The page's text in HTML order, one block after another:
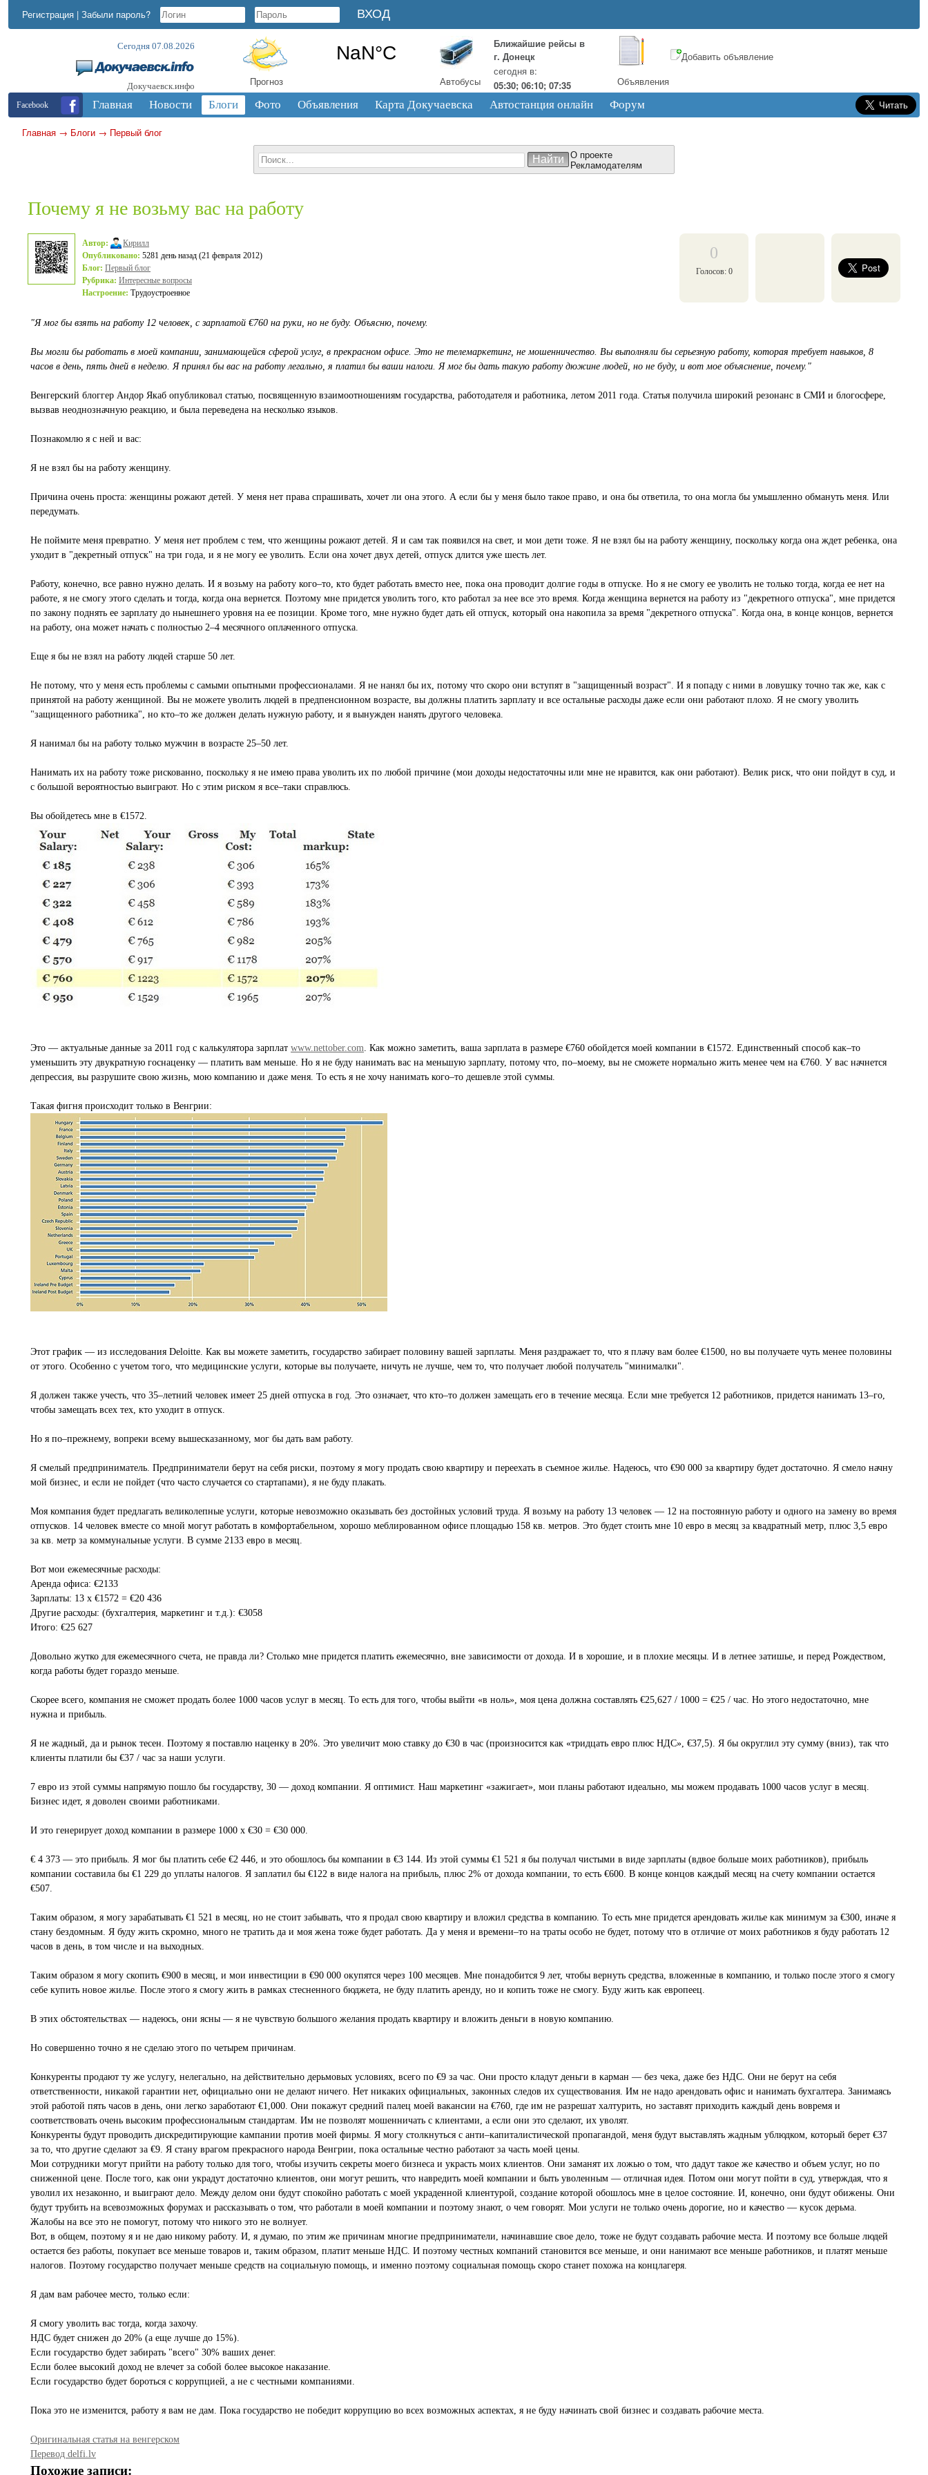
Регистрация | Забыли пароль?
Сегодня 07.08.2026
Докучаевск.инфо Прогноз Автобусы
Ближайшие рейсы в
г. Донецк
сегодня в:
05:30; 06:10; 07:35
Объявления
Добавить объявление
Facebook Главная Новости Блоги Фото Объявления Карта Докучаевска Автостанция онлайн Форум
Главная → Блоги → Первый блог
О проекте
Рекламодателям
Почему я не возьму вас на работу
Автор:
Кирилл
Опубликовано: 5281 день назад (21 февраля 2012)
Блог: Первый блог
Рубрика: Интересные вопросы
Настроение: Трудоустроенное
0
Голосов: 0
"Я мог бы взять на работу 12 человек, с зарплатой €760 на руки, но не буду. Объясню, почему.
Вы могли бы работать в моей компании, занимающейся сферой услуг, в прекрасном офисе. Это не телемаркетинг, не мошенничество. Вы выполняли бы серьезную работу, которая требует навыков, 8
часов в день, пять дней в неделю. Я принял бы вас на работу легально, я платил бы ваши налоги. Я мог бы дать такую работу дюжине людей, но не буду, и вот мое объяснение, почему."
Венгерский блоггер Андор Якаб опубликовал статью, посвященную взаимоотношениям государства, работодателя и работника, летом 2011 года. Статья получила широкий резонанс в СМИ и блогосфере,
вызвав неоднозначную реакцию, и была переведена на несколько языков.
Познакомлю я с ней и вас:
Я не взял бы на работу женщину.
Причина очень проста: женщины рожают детей. У меня нет права спрашивать, хочет ли она этого. А если бы у меня было такое право, и она бы ответила, то она могла бы умышленно обмануть меня. Или
передумать.
Не поймите меня превратно. У меня нет проблем с тем, что женщины рожают детей. Я и сам так появился на свет, и мои дети тоже. Я не взял бы на работу женщину, поскольку когда она ждет ребенка, она
уходит в "декретный отпуск" на три года, и я не могу ее уволить. Если она хочет двух детей, отпуск длится уже шесть лет.
Работу, конечно, все равно нужно делать. И я возьму на работу кого–то, кто будет работать вместо нее, пока она проводит долгие годы в отпуске. Но я не смогу ее уволить не только тогда, когда ее нет на
работе, я не смогу этого сделать и тогда, когда она вернется. Поэтому мне придется уволить того, кто работал за нее все это время. Когда женщина вернется на работу из "декретного отпуска", мне придется
по закону поднять ее зарплату до нынешнего уровня на ее позиции. Кроме того, мне нужно будет дать ей отпуск, который она накопила за время "декретного отпуска". Когда она, в конце концов, вернется
на работу, она может начать с полностью 2–4 месячного оплаченного отпуска.
Еще я бы не взял на работу людей старше 50 лет.
Не потому, что у меня есть проблемы с самыми опытными профессионалами. Я не нанял бы их, потому что скоро они вступят в "защищенный возраст". И я попаду с ними в ловушку точно так же, как с
принятой на работу женщиной. Вы не можете уволить людей в предпенсионном возрасте, вы должны платить зарплату и все остальные расходы даже если они работают плохо. Я не смогу уволить
"защищенного работника", но кто–то же должен делать нужную работу, и я вынужден нанять другого человека.
Я нанимал бы на работу только мужчин в возрасте 25–50 лет.
Нанимать их на работу тоже рискованно, поскольку я не имею права уволить их по любой причине (мои доходы недостаточны или мне не нравится, как они работают). Велик риск, что они пойдут в суд, и
с большой вероятностью выиграют. Но с этим риском я все–таки справлюсь.
Вы обойдетесь мне в €1572.
Это — актуальные данные за 2011 год с калькулятора зарплат www.nettober.com. Как можно заметить, ваша зарплата в размере €760 обойдется моей компании в €1572. Единственный способ как–то
уменьшить эту двукратную госнаценку — платить вам меньше. Но я не буду нанимать вас на меньшую зарплату, потому что, по–моему, вы не сможете нормально жить менее чем на €760. У вас начнется
депрессия, вы разрушите свою жизнь, мою компанию и даже меня. То есть я не хочу нанимать кого–то дешевле этой суммы.
Такая фигня происходит только в Венгрии:
Этот график — из исследования Deloitte. Как вы можете заметить, государство забирает половину вашей зарплаты. Меня раздражает то, что я плачу вам более €1500, но вы получаете чуть менее половины
от этого. Особенно с учетом того, что медицинские услуги, которые вы получаете, ничуть не лучше, чем то, что получает любой получатель "минималки".
Я должен также учесть, что 35–летний человек имеет 25 дней отпуска в год. Это означает, что кто–то должен замещать его в течение месяца. Если мне требуется 12 работников, придется нанимать 13–го,
чтобы замещать всех тех, кто уходит в отпуск.
Но я по–прежнему, вопреки всему вышесказанному, мог бы дать вам работу.
Я смелый предприниматель. Предприниматели берут на себя риски, поэтому я могу продать свою квартиру и переехать в съемное жилье. Надеюсь, что €90 000 за квартиру будет достаточно. Я смело начну
мой бизнес, и если не пойдет (что часто случается со стартапами), я не буду плакать.
Моя компания будет предлагать великолепные услуги, которые невозможно оказывать без достойных условий труда. Я возьму на работу 13 человек — 12 на постоянную работу и одного на замену во время
отпусков. 14 человек вместе со мной могут работать в комфортабельном, хорошо меблированном офисе площадью 158 кв. метров. Это будет стоить мне 10 евро в месяц за квадратный метр, плюс 3,5 евро
за кв. метр за коммунальные услуги. В сумме 2133 евро в месяц.
Вот мои ежемесячные расходы:
Аренда офиса: €2133
Зарплаты: 13 x €1572 = €20 436
Другие расходы: (бухгалтерия, маркетинг и т.д.): €3058
Итого: €25 627
Довольно жутко для ежемесячного счета, не правда ли? Столько мне придется платить ежемесячно, вне зависимости от дохода. И в хорошие, и в плохие месяцы. И в летнее затишье, и перед Рождеством,
когда работы будет гораздо меньше.
Скорее всего, компания не сможет продать более 1000 часов услуг в месяц. То есть для того, чтобы выйти «в ноль», моя цена должна составлять €25,627 / 1000 = €25 / час. Но этого недостаточно, мне
нужна и прибыль.
Я не жадный, да и рынок тесен. Поэтому я поставлю наценку в 20%. Это увеличит мою ставку до €30 в час (произносится как «тридцать евро плюс НДС», €37,5). Я бы округлил эту сумму (вниз), так что
клиенты платили бы €37 / час за наши услуги.
7 евро из этой суммы напрямую пошло бы государству, 30 — доход компании. Я оптимист. Наш маркетинг «зажигает», мои планы работают идеально, мы можем продавать 1000 часов услуг в месяц.
Бизнес идет, я доволен своими работниками.
И это генерирует доход компании в размере 1000 x €30 = €30 000.
€ 4 373 — это прибыль. Я мог бы платить себе €2 446, и это обошлось бы компании в €3 144. Из этой суммы €1 521 я бы получал чистыми в виде зарплаты (вдвое больше моих работников), прибыль
компании составила бы €1 229 до уплаты налогов. Я заплатил бы €122 в виде налога на прибыль, плюс 2% от дохода компании, то есть €600. В конце концов каждый месяц на счету компании остается
€507.
Таким образом, я могу зарабатывать €1 521 в месяц, но не стоит забывать, что я продал свою квартиру и вложил средства в компанию. То есть мне придется арендовать жилье как минимум за €300, иначе я
стану бездомным. Я буду жить скромно, много не тратить да и моя жена тоже будет работать. Да у меня и времени–то на траты особо не будет, потому что в отличие от моих работников я буду работать 12
часов в день, в том числе и на выходных.
Таким образом я могу скопить €900 в месяц, и мои инвестиции в €90 000 окупятся через 100 месяцев. Мне понадобится 9 лет, чтобы вернуть средства, вложенные в компанию, и только после этого я смогу
себе купить новое жилье. После этого я смогу жить в рамках стесненного бюджета, не буду платить аренду, но и копить тоже не смогу. Буду жить как европеец.
В этих обстоятельствах — надеюсь, они ясны — я не чувствую большого желания продать квартиру и вложить деньги в новую компанию.
Но совершенно точно я не сделаю этого по четырем причинам.
Конкуренты продают ту же услугу, нелегально, на действительно дерьмовых условиях, всего по €9 за час. Они просто кладут деньги в карман — без чека, даже без НДС. Они не берут на себя
ответственности, никакой гарантии нет, официально они не делают ничего. Нет никаких официальных, законных следов их существования. Им не надо арендовать офис и нанимать бухгалтера. Занимаясь
этой работой пять часов в день, они легко заработают €1,000. Они покажут средний палец моей вакансии на €760, где им не разрешат халтурить, но заставят приходить каждый день вовремя и
соответствовать очень высоким профессиональным стандартам. Им не позволят мошенничать с клиентами, а если они это сделают, их уволят.
Конкуренты будут проводить дискредитирующие кампании против моей фирмы. Я могу столкнуться с анти–капиталистической пропагандой, меня будут выставлять жадным ублюдком, который берет €37
за то, что другие сделают за €9. Я стану врагом прекрасного народа Венгрии, пока остальные честно работают за часть моей цены.
Мои сотрудники могут прийти на работу только для того, чтобы изучить секреты моего бизнеса и украсть моих клиентов. Они заманят их ложью о том, что дадут такое же качество и объем услуг, но по
сниженной цене. После того, как они украдут достаточно клиентов, они могут решить, что навредить моей компании и быть уволенным — отличная идея. Потом они могут пойти в суд, утверждая, что я
уволил их незаконно, и выиграют дело. Между делом они будут спокойно работать с моей украденной клиентурой, создание которой обошлось мне в целое состояние. И, конечно, они будут обижены. Они
будут трубить на всевозможных форумах и рассказывать о том, что работали в моей компании и поэтому знают, о чем говорят. Мои услуги не только очень дорогие, но и качество — кусок дерьма.
Жалобы на все это не помогут, потому что никого это не волнует.
Вот, в общем, поэтому я и не даю никому работу. И, я думаю, по этим же причинам многие предприниматели, начинавшие свое дело, тоже не будут создавать рабочие места. И поэтому все больше людей
остается без работы, покупает все меньше товаров и, таким образом, платит меньше НДС. И поэтому честных компаний становится все меньше, и они нанимают все меньше работников, и платят меньше
налогов. Поэтому государство получает меньше средств на социальную помощь, и именно поэтому социальная помощь скоро станет похожа на концлагеря.
Я дам вам рабочее место, только если:
Я смогу уволить вас тогда, когда захочу.
НДС будет снижен до 20% (а еще лучше до 15%).
Если государство будет забирать "всего" 30% ваших денег.
Если более высокий доход не влечет за собой более высокое наказание.
Если государство будет бороться с коррупцией, а не с честными компаниями.
Пока это не изменится, работу я вам не дам. Пока государство не победит коррупцию во всех возможных аспектах, я не буду начинать свой бизнес и создавать рабочие места.
Оригинальная статья на венгерском
Перевод delfi.lv
Похожие записи: